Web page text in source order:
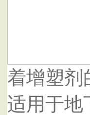
着增塑剂
适用于地